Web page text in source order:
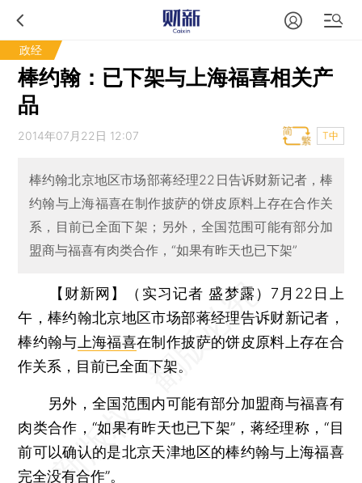
政经
棒约翰：已下架与上海福喜相关产
品
2014年07月22日 12:07 T中
棒约翰北京地区市场部蒋经理22日告诉财新记者，棒
约翰与上海福喜在制作披萨的饼皮原料上存在合作关
系，目前已全面下架；另外，全国范围可能有部分加
盟商与福喜有肉类合作，“如果有昨天也已下架”
【财新网】（实习记者 盛梦露） 7月22日上
午，棒约翰北京地区市场部蒋经理告诉财新记者，
棒约翰与 上海福喜在制作披萨的饼皮原料上存在合
作关系，目前已全面下架。
另外，全国范围内可能有部分加盟商与福喜有
肉类合作，“如果有昨天也已下架”，蒋经理称，“目
前可以确认的是北京天津地区的棒约翰与上海福喜
完全没有合作”。